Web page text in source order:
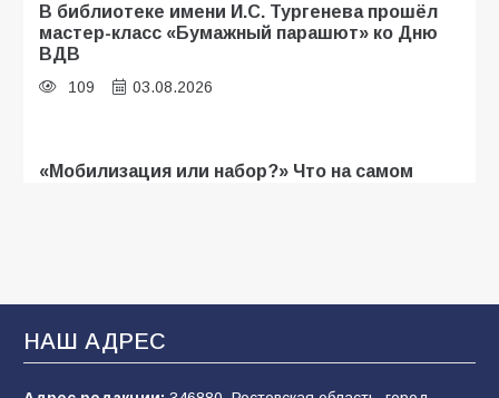
В библиотеке имени И.С. Тургенева прошёл
мастер-класс «Бумажный парашют» ко Дню
ВДВ
109 03.08.2026
«Мобилизация или набор?» Что на самом
В Батайске продолжаются дорожные работы
107 04.08.2026
НАШ АДРЕС